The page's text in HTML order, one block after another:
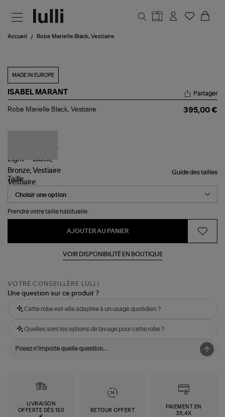
Accueil Robe Marielle Black, Vestiaire
MADE IN EUROPE
ISABEL MARANT
Robe
Partager
Robe Marielle Black, Vestiaire 395,00 €
Guide des tailles
Taille
Prendre votre taille habituelle.
AJOUTER AU PANIER
VOIR DISPONIBILITÉ EN BOUTIQUE
VOTRE CONSEILLÈRE LULLI
Une question sur ce produit ?
Cette robe est-elle adaptée à un usage quotidien ?
Quelles sont les options de lavage pour cette robe ?
LIVRAISON
OFFERTE DÈS 150
RETOUR OFFERT
PAIEMENT EN
3X,4X